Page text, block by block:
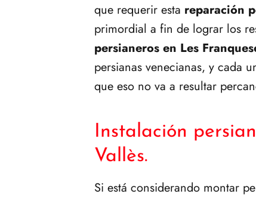
que requerir esta reparación
primordial a fin de lograr los
persianeros en Les
persianas venecianas, y cada
que eso no va a resultar
Instalación
Vallès.
Si está considerando montar